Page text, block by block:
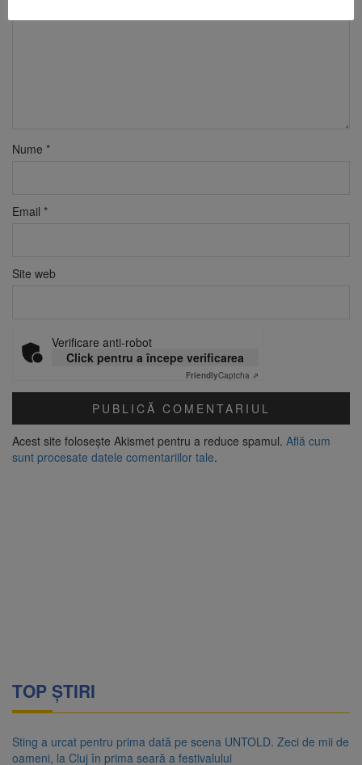
Nume *
Email *
Site web
Verificare anti-robot
Click pentru a începe verificarea
FriendlyCaptcha ⇗
Acest site folosește Akismet pentru a reduce spamul. Află cum
sunt procesate datele comentariilor tale.
TOP ȘTIRI
Sting a urcat pentru prima dată pe scena UNTOLD. Zeci de mii de
oameni, la Cluj în prima seară a festivalului